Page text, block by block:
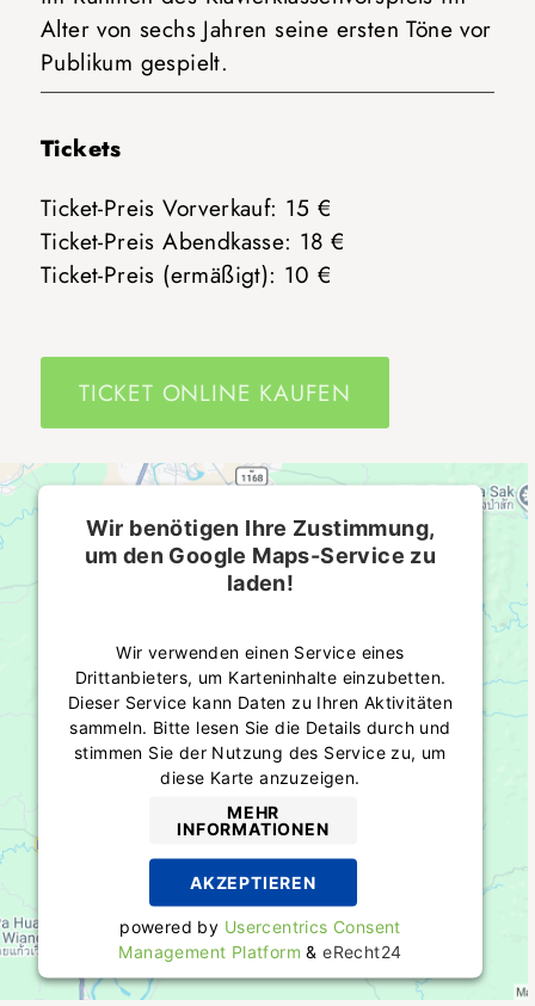
Alter von sechs Jahren seine ersten Töne vor
Publikum gespielt.
Tickets
Ticket-Preis Vorverkauf: 15 €
Ticket-Preis Abendkasse: 18 €
Ticket-Preis (ermäßigt): 10 €
TICKET ONLINE KAUFEN
Wir benötigen Ihre Zustimmung,
um den Google Maps-Service zu
laden!
Wir verwenden einen Service eines
Drittanbieters, um Karteninhalte einzubetten.
Dieser Service kann Daten zu Ihren Aktivitäten
sammeln. Bitte lesen Sie die Details durch und
stimmen Sie der Nutzung des Service zu, um
diese Karte anzuzeigen.
MEHR
INFORMATIONEN
AKZEPTIEREN
powered by Usercentrics Consent
Management Platform &eRecht24